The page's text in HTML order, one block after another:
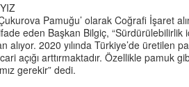
Pamuğu’ olarak Coğrafi İşaret
eden Başkan Bilgiç, “Sürdürülebilirlik
alıyor. 2020 yılında Türkiye’de üretilen
açığı arttırmaktadır. Özellikle pamuk
gerekir” dedi.